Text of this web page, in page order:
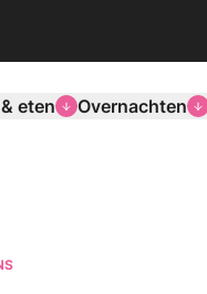
eten Overnachten